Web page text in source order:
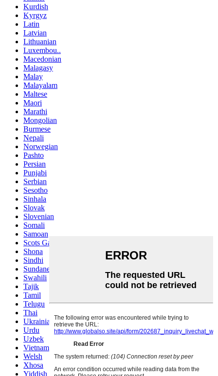
Kurdish
Kyrgyz
Latin
Latvian
Lithuanian
Luxembou..
Macedonian
Malagasy
Malay
Malayalam
Maltese
Maori
Marathi
Mongolian
Burmese
Nepali
Norwegian
Pashto
Persian
Punjabi
Serbian
Sesotho
Sinhala
Slovak
Slovenian
Somali
Samoan
Scots Gaelic
Shona
Sindhi
Sundanese
Swahili
Tajik
Tamil
Telugu
Thai
Ukrainian
Urdu
Uzbek
Vietnamese
Welsh
Xhosa
Yiddish